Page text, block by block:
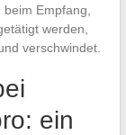
Empfang,
werden,
verschwindet.
ein